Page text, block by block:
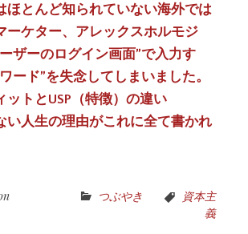
ほとんど知られていない海外では
ーケター、アレックスホルモジ
ザーのログイン画面”で入力す
ード”を失念してしまいました。
ットとUSP（特徴）の違い
い人生の理由がこれに全て書かれ
つぶやき
資本主
義